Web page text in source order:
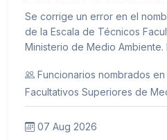
Se corrige un error en el
de la Escala de Técnicos
Ministerio de Medio Ambiente.
Funcionarios nombrados
Facultativos Superiores de
07 Aug 2026